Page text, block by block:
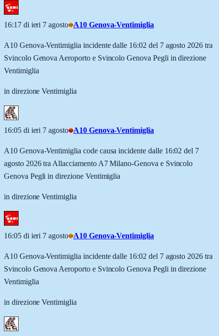
16:17 di ieri 7 agosto A10 Genova-Ventimiglia
A10 Genova-Ventimiglia incidente dalle 16:02 del 7 agosto 2026 tra
Svincolo Genova Aeroporto e Svincolo Genova Pegli in direzione
Ventimiglia
in direzione Ventimiglia
16:05 di ieri 7 agosto A10 Genova-Ventimiglia
A10 Genova-Ventimiglia code causa incidente dalle 16:02 del 7
agosto 2026 tra Allacciamento A7 Milano-Genova e Svincolo
Genova Pegli in direzione Ventimiglia
in direzione Ventimiglia
16:05 di ieri 7 agosto A10 Genova-Ventimiglia
A10 Genova-Ventimiglia incidente dalle 16:02 del 7 agosto 2026 tra
Svincolo Genova Aeroporto e Svincolo Genova Pegli in direzione
Ventimiglia
in direzione Ventimiglia